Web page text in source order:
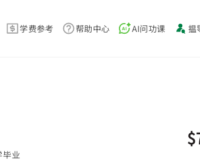
学费参考 帮助中心 AI问功课 揾
业